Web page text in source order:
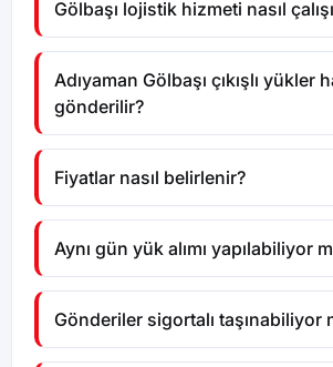
Gölbaşı lojistik hizmeti nasıl
Adıyaman Gölbaşı çıkışlı yükler
gönderilir?
Fiyatlar nasıl belirlenir?
Aynı gün yük alımı yapılabiliyor
Gönderiler sigortalı taşınabiliyor